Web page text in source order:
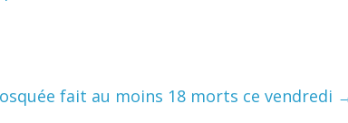
fait au moins 18 morts ce vendredi